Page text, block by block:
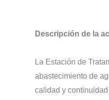
Descripción de la
La Estación de
abastecimiento de
calidad y